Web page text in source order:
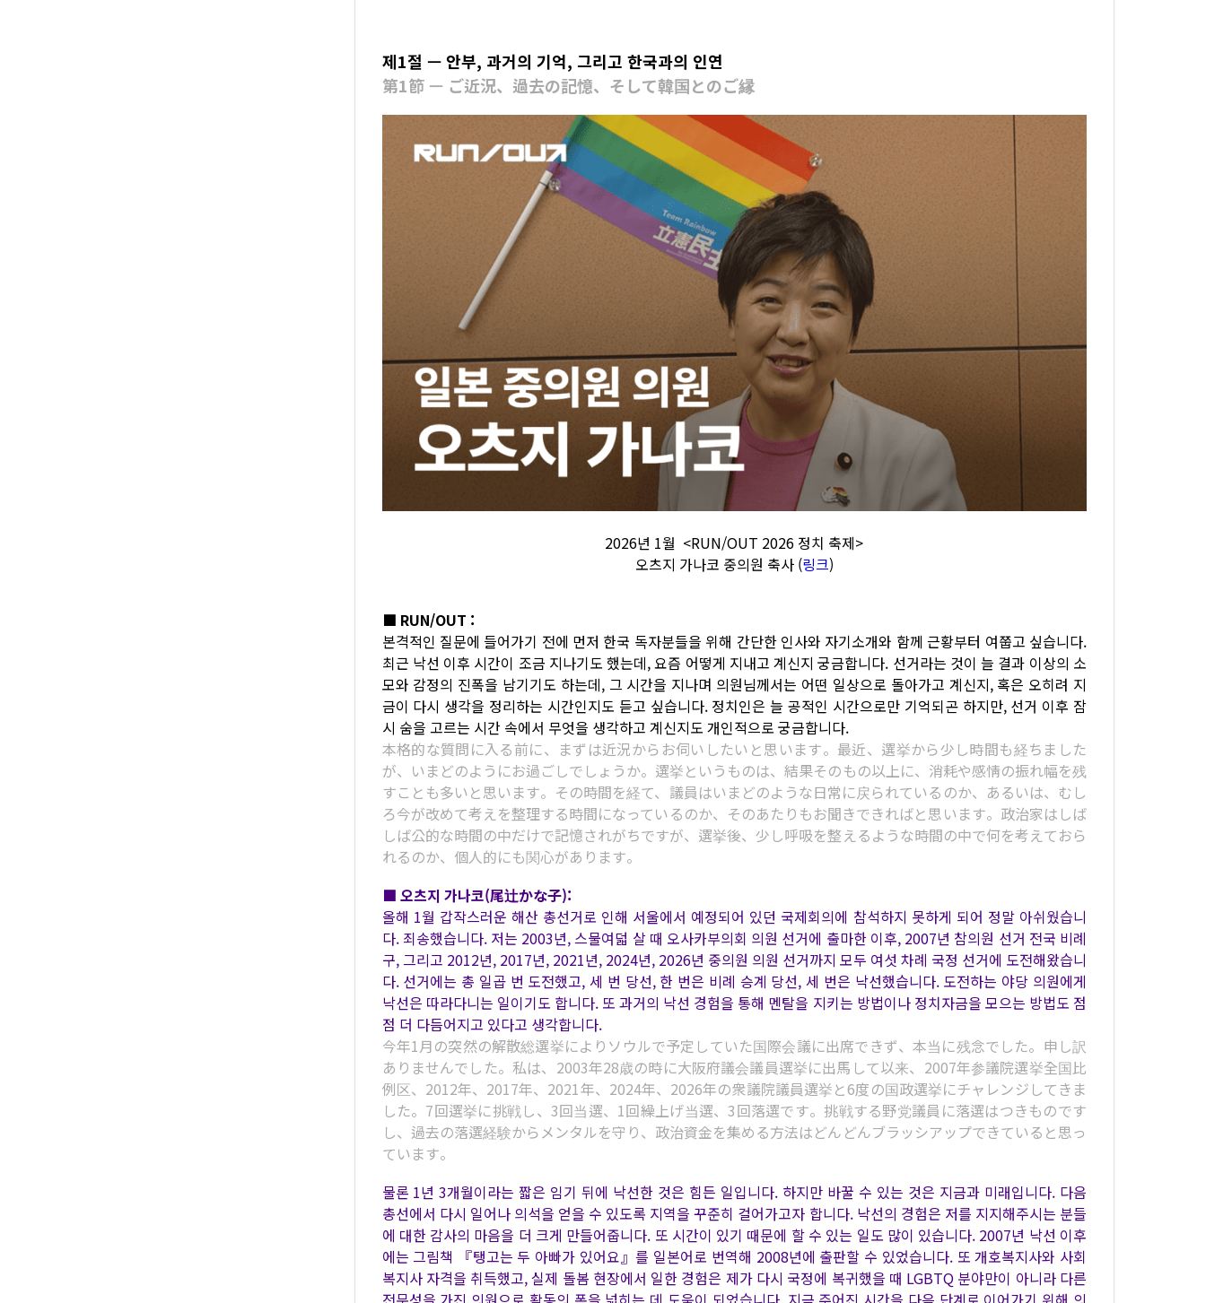
제1절 — 안부, 과거의 기억, 그리고 한국과의 인연
第1節 — ご近況、過去の記憶、そして韓国とのご縁
2026년 1월 <RUN/OUT 2026 정치 축제>
오츠지 가나코 중의원 축사 (링크)
■ RUN/OUT :
본격적인 질문에 들어가기 전에 먼저 한국 독자분들을 위해 간단한 인사와 자기소개와 함께 근황부터 여쭙고 싶습니다.
최근 낙선 이후 시간이 조금 지나기도 했는데, 요즘 어떻게 지내고 계신지 궁금합니다. 선거라는 것이 늘 결과 이상의 소
모와 감정의 진폭을 남기기도 하는데, 그 시간을 지나며 의원님께서는 어떤 일상으로 돌아가고 계신지, 혹은 오히려 지
금이 다시 생각을 정리하는 시간인지도 듣고 싶습니다. 정치인은 늘 공적인 시간으로만 기억되곤 하지만, 선거 이후 잠
시 숨을 고르는 시간 속에서 무엇을 생각하고 계신지도 개인적으로 궁금합니다.
本格的な質問に入る前に、まずは近況からお伺いしたいと思います。最近、選挙から少し時間も経ちました
が、いまどのようにお過ごしでしょうか。選挙というものは、結果そのもの以上に、消耗や感情の振れ幅を残
すことも多いと思います。その時間を経て、議員はいまどのような日常に戻られているのか、あるいは、むし
ろ今が改めて考えを整理する時間になっているのか、そのあたりもお聞きできればと思います。政治家はしば
しば公的な時間の中だけで記憶されがちですが、選挙後、少し呼吸を整えるような時間の中で何を考えておら
れるのか、個人的にも関心があります。
■ 오츠지 가나코(尾辻かな子):
올해 1월 갑작스러운 해산 총선거로 인해 서울에서 예정되어 있던 국제회의에 참석하지 못하게 되어 정말 아쉬웠습니
다. 죄송했습니다. 저는 2003년, 스물여덟 살 때 오사카부의회 의원 선거에 출마한 이후, 2007년 참의원 선거 전국 비례
구, 그리고 2012년, 2017년, 2021년, 2024년, 2026년 중의원 의원 선거까지 모두 여섯 차례 국정 선거에 도전해왔습니
다. 선거에는 총 일곱 번 도전했고, 세 번 당선, 한 번은 비례 승계 당선, 세 번은 낙선했습니다. 도전하는 야당 의원에게
낙선은 따라다니는 일이기도 합니다. 또 과거의 낙선 경험을 통해 멘탈을 지키는 방법이나 정치자금을 모으는 방법도 점
점 더 다듬어지고 있다고 생각합니다.
今年1月の突然の解散総選挙によりソウルで予定していた国際会議に出席できず、本当に残念でした。申し訳
ありませんでした。私は、2003年28歳の時に大阪府議会議員選挙に出馬して以来、2007年参議院選挙全国比
例区、2012年、2017年、2021年、2024年、2026年の衆議院議員選挙と6度の国政選挙にチャレンジしてきま
した。7回選挙に挑戦し、3回当選、1回繰上げ当選、3回落選です。挑戦する野党議員に落選はつきものです
し、過去の落選経験からメンタルを守り、政治資金を集める方法はどんどんブラッシアップできていると思っ
ています。
물론 1년 3개월이라는 짧은 임기 뒤에 낙선한 것은 힘든 일입니다. 하지만 바꿀 수 있는 것은 지금과 미래입니다. 다음
총선에서 다시 일어나 의석을 얻을 수 있도록 지역을 꾸준히 걸어가고자 합니다. 낙선의 경험은 저를 지지해주시는 분들
에 대한 감사의 마음을 더 크게 만들어줍니다. 또 시간이 있기 때문에 할 수 있는 일도 많이 있습니다. 2007년 낙선 이후
에는 그림책 『탱고는 두 아빠가 있어요』를 일본어로 번역해 2008년에 출판할 수 있었습니다. 또 개호복지사와 사회
복지사 자격을 취득했고, 실제 돌봄 현장에서 일한 경험은 제가 다시 국정에 복귀했을 때 LGBTQ 분야만이 아니라 다른